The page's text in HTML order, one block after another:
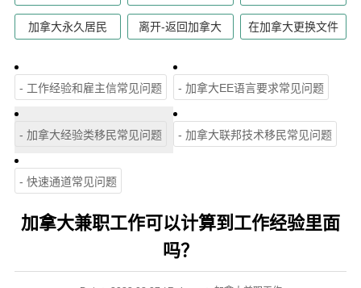
加拿大永久居民 离开-返回加拿大 在加拿大更换文件
- 工作经验和雇主信常见问题 - 加拿大EE语言要求常见问题
- 加拿大经验类移民常见问题 - 加拿大联邦技术移民常见问题
- 快速通道常见问题
加拿大兼职工作可以计算到工作经验里面
吗？